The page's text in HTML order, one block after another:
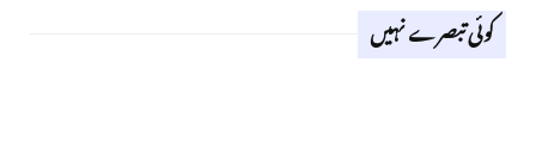
کوئی تبصرے نہیں